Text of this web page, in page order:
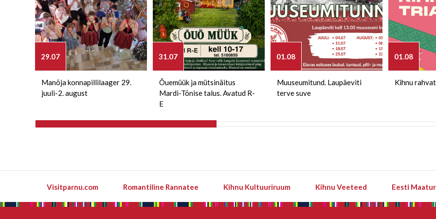
29.07
Manõja konnapillilaager 29.
juuli-2. august
31.07
Õuemüük ja mütsinäitus
Mardi-Tõnise talus. Avatud R-
E
01.08
Muuseumitund. Laupäeviti
terve suve
01.08
Kihnu
Visitparnu.com Romantiline Rannatee Kihnu Kultuuriruum Kihnu Veeteed Eesti